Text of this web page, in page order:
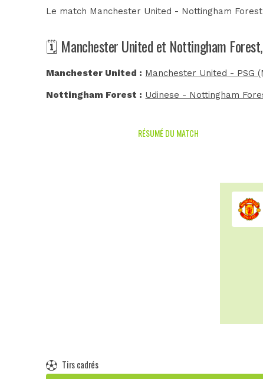
Le match Manchester United - Nottingham
🗓️ Manchester United et Nottingham
Manchester United : Manchester United - PSG
Nottingham Forest : Udinese - Nottingham
RÉSUMÉ DU MATCH
Tirs cadrés